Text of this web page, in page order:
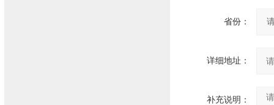
省份：
详细地址：
补充说明：